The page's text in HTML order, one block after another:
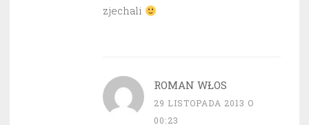
zjechali
ROMAN WŁOS
29 LISTOPADA 2013 O
00:23